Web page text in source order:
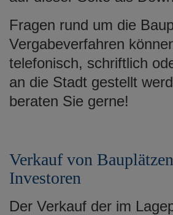
Fragen rund um die
Vergabeverfahren
telefonisch, schriftlich
an die Stadt gestellt
beraten Sie gerne!
Verkauf von
Investoren
Der Verkauf der im